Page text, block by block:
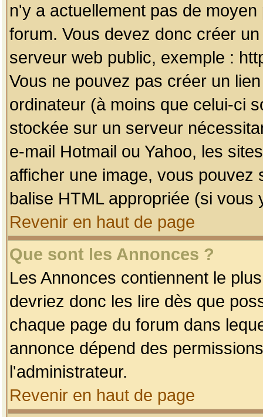
n'y a actuellement pas de
forum. Vous devez donc créer
serveur web public, exemple :
Vous ne pouvez pas créer un
ordinateur (à moins que celui-ci
stockée sur un serveur
e-mail Hotmail ou Yahoo, les
afficher une image, vous pouvez
balise HTML appropriée (si vous
Revenir en haut de page
Que sont les Annonces ?
Les Annonces contiennent le
devriez donc les lire dès que
chaque page du forum dans
annonce dépend des
l'administrateur.
Revenir en haut de page